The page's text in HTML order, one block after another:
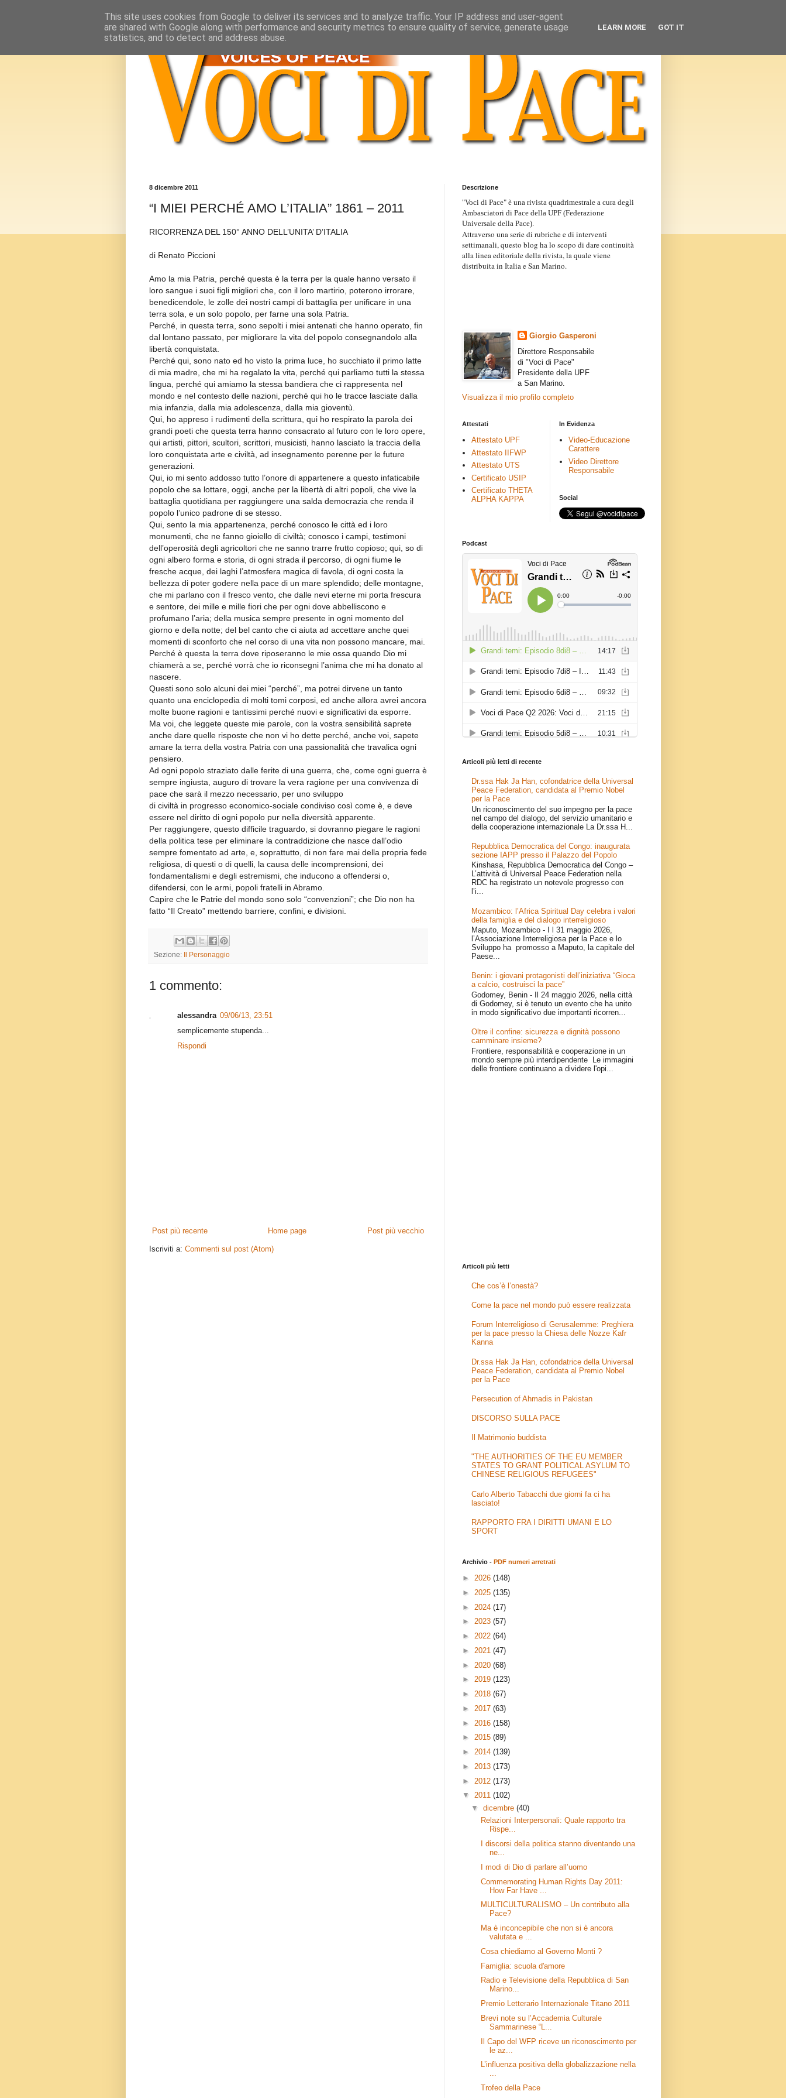
8 dicembre 2011
“I MIEI PERCHÉ AMO L’ITALIA” 1861 – 2011
RICORRENZA DEL 150° ANNO DELL’UNITA’ D’ITALIA
di Renato Piccioni
Amo la mia Patria, perché questa è la terra per la quale hanno versato il
loro sangue i suoi figli migliori che, con il loro martirio, poterono irrorare,
benedicendole, le zolle dei nostri campi di battaglia per unificare in una
terra sola, e un solo popolo, per farne una sola Patria.
Perché, in questa terra, sono sepolti i miei antenati che hanno operato, fin
dal lontano passato, per migliorare la vita del popolo consegnandolo alla
libertà conquistata.
Perché qui, sono nato ed ho visto la prima luce, ho succhiato il primo latte
di mia madre, che mi ha regalato la vita, perché qui parliamo tutti la stessa
lingua, perché qui amiamo la stessa bandiera che ci rappresenta nel
mondo e nel contesto delle nazioni, perché qui ho le tracce lasciate dalla
mia infanzia, dalla mia adolescenza, dalla mia gioventù.
Qui, ho appreso i rudimenti della scrittura, qui ho respirato la parola dei
grandi poeti che questa terra hanno consacrato al futuro con le loro opere,
qui artisti, pittori, scultori, scrittori, musicisti, hanno lasciato la traccia della
loro conquistata arte e civiltà, ad insegnamento perenne per le future
generazioni.
Qui, io mi sento addosso tutto l’onore di appartenere a questo infaticabile
popolo che sa lottare, oggi, anche per la libertà di altri popoli, che vive la
battaglia quotidiana per raggiungere una salda democrazia che renda il
popolo l’unico padrone di se stesso.
Qui, sento la mia appartenenza, perché conosco le città ed i loro
monumenti, che ne fanno gioiello di civiltà; conosco i campi, testimoni
dell’operosità degli agricoltori che ne sanno trarre frutto copioso; qui, so di
ogni albero forma e storia, di ogni strada il percorso, di ogni fiume le
fresche acque, dei laghi l’atmosfera magica di favola, di ogni costa la
bellezza di poter godere nella pace di un mare splendido; delle montagne,
che mi parlano con il fresco vento, che dalle nevi eterne mi porta frescura
e sentore, dei mille e mille fiori che per ogni dove abbelliscono e
profumano l’aria; della musica sempre presente in ogni momento del
giorno e della notte; del bel canto che ci aiuta ad accettare anche quei
momenti di sconforto che nel corso di una vita non possono mancare, mai.
Perché è questa la terra dove riposeranno le mie ossa quando Dio mi
chiamerà a se, perché vorrà che io riconsegni l’anima che mi ha donato al
nascere.
Questi sono solo alcuni dei miei “perché”, ma potrei dirvene un tanto
quanto una enciclopedia di molti tomi corposi, ed anche allora avrei ancora
molte buone ragioni e tantissimi perché nuovi e significativi da esporre.
Ma voi, che leggete queste mie parole, con la vostra sensibilità saprete
anche dare quelle risposte che non vi ho dette perché, anche voi, sapete
amare la terra della vostra Patria con una passionalità che travalica ogni
pensiero.
Ad ogni popolo straziato dalle ferite di una guerra, che, come ogni guerra è
sempre ingiusta, auguro di trovare la vera ragione per una convivenza di
pace che sarà il mezzo necessario, per uno sviluppo
di civiltà in progresso economico-sociale condiviso così come è, e deve
essere nel diritto di ogni popolo pur nella diversità apparente.
Per raggiungere, questo difficile traguardo, si dovranno piegare le ragioni
della politica tese per eliminare la contraddizione che nasce dall’odio
sempre fomentato ad arte, e, soprattutto, di non fare mai della propria fede
religiosa, di questi o di quelli, la causa delle incomprensioni, dei
fondamentalismi e degli estremismi, che inducono a offendersi o,
difendersi, con le armi, popoli fratelli in Abramo.
Capire che le Patrie del mondo sono solo “convenzioni”; che Dio non ha
fatto “Il Creato” mettendo barriere, confini, e divisioni.
Sezione: Il Personaggio
1 commento:
alessandra 09/06/13, 23:51
semplicemente stupenda...
Rispondi
Post più recente Post più vecchio
Home page
Iscriviti a: Commenti sul post (Atom)
Descrizione
"Voci di Pace" è una rivista quadrimestrale a cura degli
Ambasciatori di Pace della UPF (Federazione
Universale della Pace).
Attraverso una serie di rubriche e di interventi
settimanali, questo blog ha lo scopo di dare continuità
alla linea editoriale della rivista, la quale viene
distribuita in Italia e San Marino.
Giorgio Gasperoni
Direttore Responsabile
di "Voci di Pace"
Presidente della UPF
a San Marino.
Visualizza il mio profilo completo
Attestati
Attestato UPF
Attestato IIFWP
Attestato UTS
Certificato USIP
Certificato THETA
ALPHA KAPPA
In Evidenza
Video-Educazione
Carattere
Video Direttore
Responsabile
Social
Podcast
Articoli più letti di recente
Dr.ssa Hak Ja Han, cofondatrice della Universal
Peace Federation, candidata al Premio Nobel
per la Pace
Un riconoscimento del suo impegno per la pace
nel campo del dialogo, del servizio umanitario e
della cooperazione internazionale La Dr.ssa H...
Repubblica Democratica del Congo: inaugurata
sezione IAPP presso il Palazzo del Popolo
Kinshasa, Repubblica Democratica del Congo –
L’attività di Universal Peace Federation nella
RDC ha registrato un notevole progresso con
l’i...
Mozambico: l’Africa Spiritual Day celebra i valori
della famiglia e del dialogo interreligioso
Maputo, Mozambico - I l 31 maggio 2026,
l’Associazione Interreligiosa per la Pace e lo
Sviluppo ha promosso a Maputo, la capitale del
Paese...
Benin: i giovani protagonisti dell’iniziativa “Gioca
a calcio, costruisci la pace”
Godomey, Benin - Il 24 maggio 2026, nella città
di Godomey, si è tenuto un evento che ha unito
in modo significativo due importanti ricorren...
Oltre il confine: sicurezza e dignità possono
camminare insieme?
Frontiere, responsabilità e cooperazione in un
mondo sempre più interdipendente Le immagini
delle frontiere continuano a dividere l'opi...
Articoli più letti
Che cos’è l’onestà?
Come la pace nel mondo può essere realizzata
Forum Interreligioso di Gerusalemme: Preghiera
per la pace presso la Chiesa delle Nozze Kafr
Kanna
Dr.ssa Hak Ja Han, cofondatrice della Universal
Peace Federation, candidata al Premio Nobel
per la Pace
Persecution of Ahmadis in Pakistan
DISCORSO SULLA PACE
Il Matrimonio buddista
"THE AUTHORITIES OF THE EU MEMBER
STATES TO GRANT POLITICAL ASYLUM TO
CHINESE RELIGIOUS REFUGEES"
Carlo Alberto Tabacchi due giorni fa ci ha
lasciato!
RAPPORTO FRA I DIRITTI UMANI E LO
SPORT
Archivio - PDF numeri arretrati
► 2026 (148)
► 2025 (135)
► 2024 (17)
► 2023 (57)
► 2022 (64)
► 2021 (47)
► 2020 (68)
► 2019 (123)
► 2018 (67)
► 2017 (63)
► 2016 (158)
► 2015 (89)
► 2014 (139)
► 2013 (173)
► 2012 (173)
▼ 2011 (102)
▼dicembre(40)
Relazioni Interpersonali: Quale rapporto tra
Rispe...
I discorsi della politica stanno diventando una
ne...
I modi di Dio di parlare all’uomo
Commemorating Human Rights Day 2011:
How Far Have ...
MULTICULTURALISMO – Un contributo alla
Pace?
Ma è inconcepibile che non si è ancora
valutata e ...
Cosa chiediamo al Governo Monti ?
Famiglia: scuola d'amore
Radio e Televisione della Repubblica di San
Marino...
Premio Letterario Internazionale Titano 2011
Brevi note su l’Accademia Culturale
Sammarinese “L...
Il Capo del WFP riceve un riconoscimento per
le az...
L’influenza positiva della globalizzazione nella
...
Trofeo della Pace
This site uses cookies from Google to deliver its services and to analyze traffic. Your IP address and user-agent
are shared with Google along with performance and security metrics to ensure quality of service, generate usage
statistics, and to detect and address abuse.
LEARN MORE GOT IT